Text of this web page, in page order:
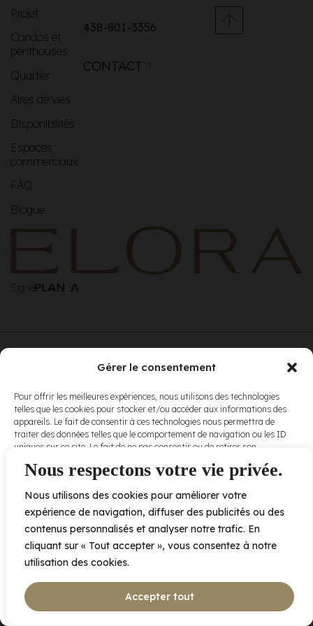
Nous respectons votre vie privée.
Nous utilisons des cookies pour améliorer votre
expérience de navigation, diffuser des publicités ou des
contenus personnalisés et analyser notre trafic. En
cliquant sur « Tout accepter », vous consentez à notre
utilisation des cookies.
Accepter tout
Gérer le consentement
Pour offrir les meilleures expériences, nous utilisons des technologies
telles que les cookies pour stocker et/ou accéder aux informations des
appareils. Le fait de consentir à ces technologies nous permettra de
traiter des données telles que le comportement de navigation ou les ID
uniques sur ce site. Le fait de ne pas consentir ou de retirer son
et fonctions.
Accepter
Refuser
Projet
Condos et
penthouses
Quartier
Aires de vies
Disponibilités
Espaces
commerciaux
FAQ
Blogue
438-801-3356
CONTACT
Signé
conditions
d’utilisationet
nospolitiques
de
confidentialité .
2005 av. de Bois-de-Boulogne, Laval QC H7N 0J7